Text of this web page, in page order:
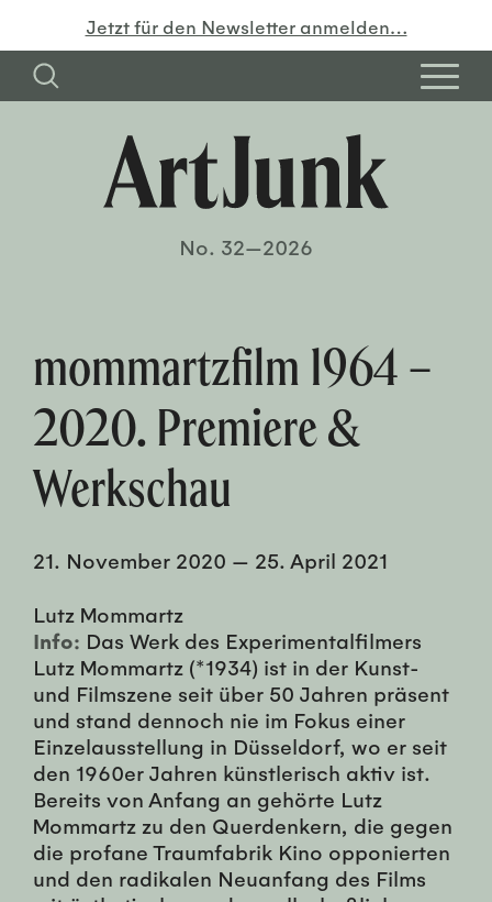
Jetzt für den Newsletter anmelden…
No. 32—2026
mommartzfilm 1964 −
2020. Premiere &
Werkschau
21. November 2020 — 25. April 2021
Lutz Mommartz
Info: Das Werk des Experimentalfilmers
Lutz Mommartz (*1934) ist in der Kunst-
und Filmszene seit über 50 Jahren präsent
und stand dennoch nie im Fokus einer
Einzelausstellung in Düsseldorf, wo er seit
den 1960er Jahren künstlerisch aktiv ist.
Bereits von Anfang an gehörte Lutz
Mommartz zu den Querdenkern, die gegen
die profane Traumfabrik Kino opponierten
und den radikalen Neuanfang des Films